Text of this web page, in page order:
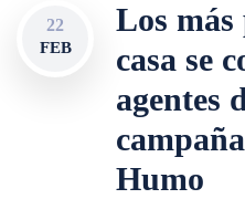
22
FEB
Los más
casa se
agentes
Humo